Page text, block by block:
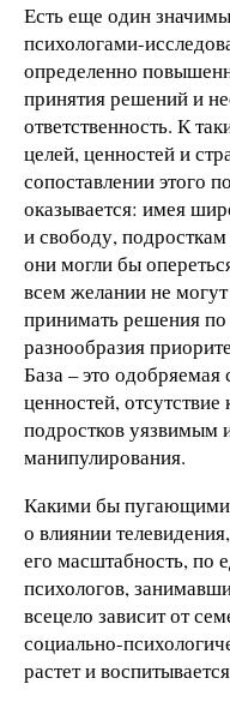
Есть еще один
психологами-
определенно
принятия решений и
ответственность. К
целей, ценностей и
сопоставлении этого
оказывается: имея
и свободу,
они могли бы
всем желании не
принимать решения
разнообразия
База – это
ценностей, отсутствие
подростков уязвимым
манипулирования.
Какими бы пугающими
о влиянии
его масштабность,
психологов,
всецело зависит от
социально-
растет и